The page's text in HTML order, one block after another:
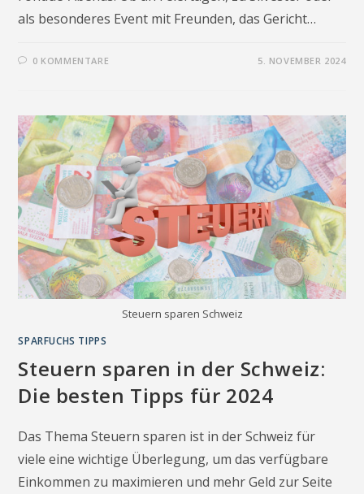
als besonderes Event mit Freunden, das Gericht…
0 KOMMENTARE 5. NOVEMBER 2024
Steuern sparen Schweiz
SPARFUCHS TIPPS
Steuern sparen in der Schweiz:
Die besten Tipps für 2024
Das Thema Steuern sparen ist in der Schweiz für
viele eine wichtige Überlegung, um das verfügbare
Einkommen zu maximieren und mehr Geld zur Seite